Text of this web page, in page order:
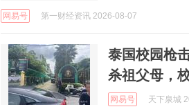
网易号 第一财经资讯 2026-08-07
泰国校园枪
杀祖父母，
网易号 天下泉城